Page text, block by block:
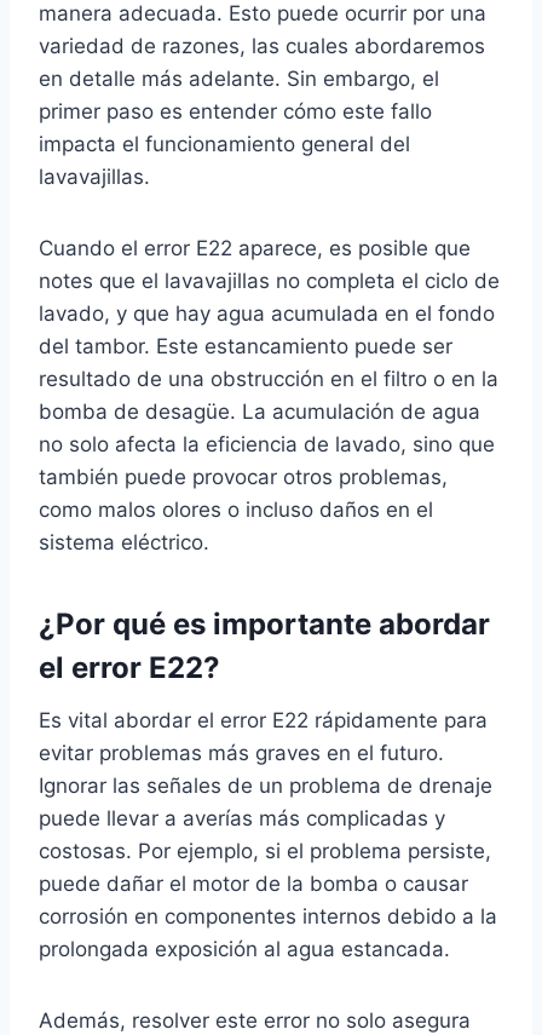
manera adecuada. Esto puede ocurrir por una
variedad de razones, las cuales abordaremos
en detalle más adelante. Sin embargo, el
primer paso es entender cómo este fallo
impacta el funcionamiento general del
lavavajillas.
Cuando el error E22 aparece, es posible que
notes que el lavavajillas no completa el ciclo de
lavado, y que hay agua acumulada en el fondo
del tambor. Este estancamiento puede ser
resultado de una obstrucción en el filtro o en la
bomba de desagüe. La acumulación de agua
no solo afecta la eficiencia de lavado, sino que
también puede provocar otros problemas,
como malos olores o incluso daños en el
sistema eléctrico.
¿Por qué es importante abordar
el error E22?
Es vital abordar el error E22 rápidamente para
evitar problemas más graves en el futuro.
Ignorar las señales de un problema de drenaje
puede llevar a averías más complicadas y
costosas. Por ejemplo, si el problema persiste,
puede dañar el motor de la bomba o causar
corrosión en componentes internos debido a la
prolongada exposición al agua estancada.
Además, resolver este error no solo asegura